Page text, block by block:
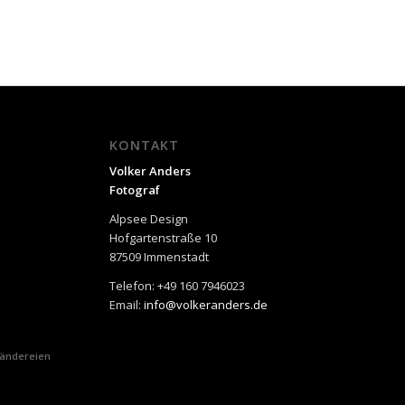
KONTAKT
Volker Anders
Fotograf
Alpsee Design
Hofgartenstraße 10
87509 Immenstadt
Telefon: +49 160 7946023
Email:info@volkeranders.de